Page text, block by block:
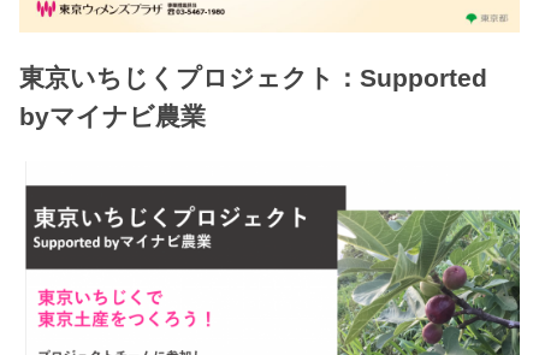
東京いちじくプロジェクト：Supported
byマイナビ農業